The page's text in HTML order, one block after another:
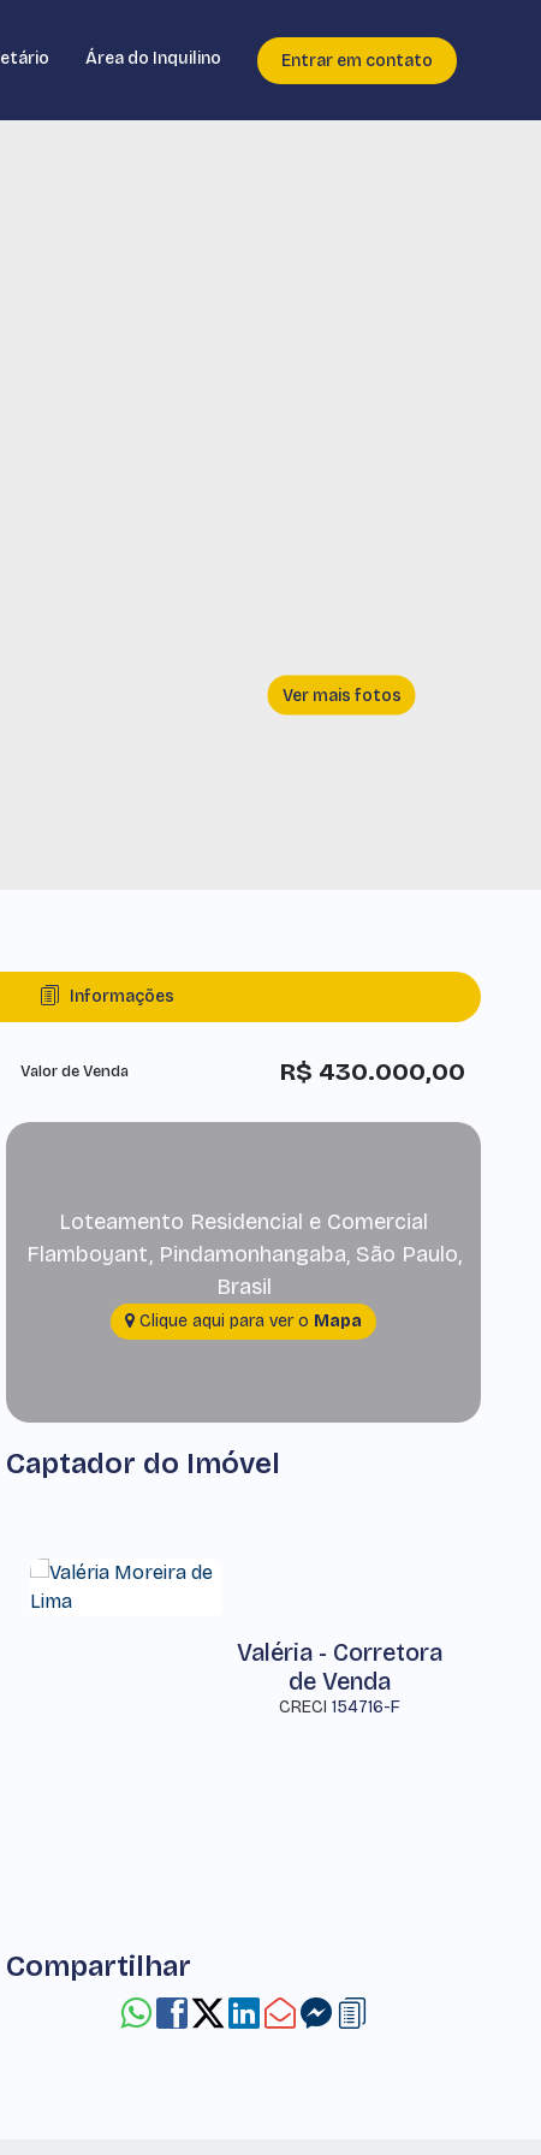
Área do Inquilino Entrar em contato
Informações
R$ 430.000,00
Valor de Venda
Loteamento Residencial e Comercial
Flamboyant, Pindamonhangaba, São Paulo,
Brasil
Clique aqui para ver o Mapa
Captador do Imóvel
Valéria - Corretora
de Venda
CRECI 154716-F
Compartilhar